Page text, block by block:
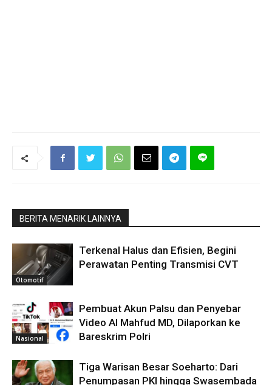
BERITA MENARIK LAINNYA
Otomotif
Terkenal Halus dan Efisien, Begini
Perawatan Penting Transmisi CVT
Nasional
Pembuat Akun Palsu dan Penyebar
Video AI Mahfud MD, Dilaporkan ke
Bareskrim Polri
Tiga Warisan Besar Soeharto: Dari
Penumpasan PKI hingga Swasembada